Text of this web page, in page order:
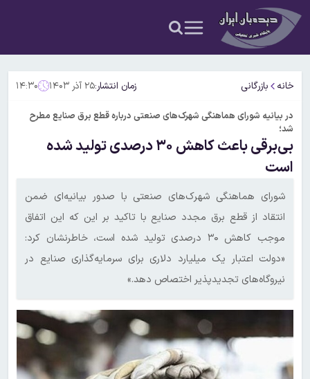
خانه بازرگانی زمان انتشار:۲۵ آذر ۱۴۰۳ ۱۴:۳۰
در بیانیه شورای هماهنگی شهرک‌های صنعتی درباره قطع برق صنایع مطرح
شد؛
بی‌برقی باعث کاهش ۳۰ درصدی تولید شده
است
شورای هماهنگی شهرک‌های صنعتی با صدور بیانیه‌ای ضمن
انتقاد از قطع برق مجدد صنایع با تاکید بر این که این اتفاق
موجب کاهش ۳۰ درصدی تولید شده است، خاطرنشان کرد:
«دولت اعتبار یک میلیارد دلاری برای سرمایه‌گذاری صنایع در
نیروگاه‌های تجدیدپذیر اختصاص دهد.»